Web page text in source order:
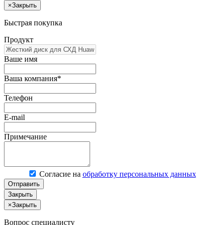
×Закрыть
Быстрая покупка
Продукт
Ваше имя
Ваша компания*
Телефон
E-mail
Примечание
Согласие на обработку персональных данных
Отправить
Закрыть
×Закрыть
Вопрос специалисту